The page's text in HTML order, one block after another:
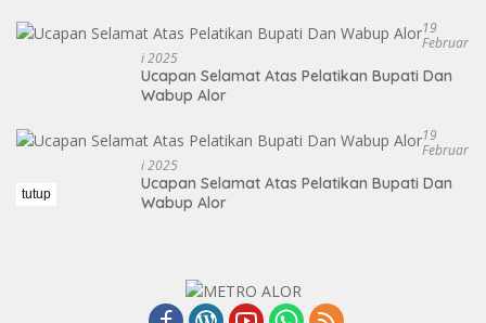
19
Februar
I 2025
Ucapan Selamat Atas Pelatikan Bupati Dan
Wabup Alor
19
Februar
I 2025
Ucapan Selamat Atas Pelatikan Bupati Dan
Wabup Alor
tutup